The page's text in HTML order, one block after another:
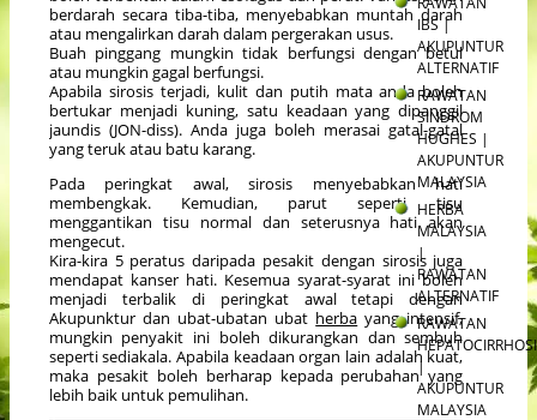
berdarah secara tiba-tiba, menyebabkan muntah darah
atau mengalirkan darah dalam pergerakan usus.
Buah pinggang mungkin tidak berfungsi dengan betul
atau mungkin gagal berfungsi.
Apabila sirosis terjadi, kulit dan putih mata anda boleh
bertukar menjadi kuning, satu keadaan yang dipanggil
jaundis (JON-diss). Anda juga boleh merasai gatal-gatal
yang teruk atau batu karang.
Pada peringkat awal, sirosis menyebabkan hati
membengkak. Kemudian, parut seperti tisu
menggantikan tisu normal dan seterusnya hati akan
mengecut.
Kira-kira 5 peratus daripada pesakit dengan sirosis juga
mendapat kanser hati. Kesemua syarat-syarat ini boleh
menjadi terbalik di peringkat awal tetapi dengan
Akupunktur dan ubat-ubatan ubat herba yang intensif,
mungkin penyakit ini boleh dikurangkan dan sembuh
seperti sediakala. Apabila keadaan organ lain adalah kuat,
maka pesakit boleh berharap kepada perubahan yang
lebih baik untuk pemulihan.
IBS |
AKUPUNTUR
ALTERNATIF
RAWATAN
SINDROM
HUGHES |
AKUPUNTUR
MALAYSIA
HERBA
MALAYSIA
|
RAWATAN
ALTERNATIF
RAWATAN
|
AKUPUNTUR
MALAYSIA